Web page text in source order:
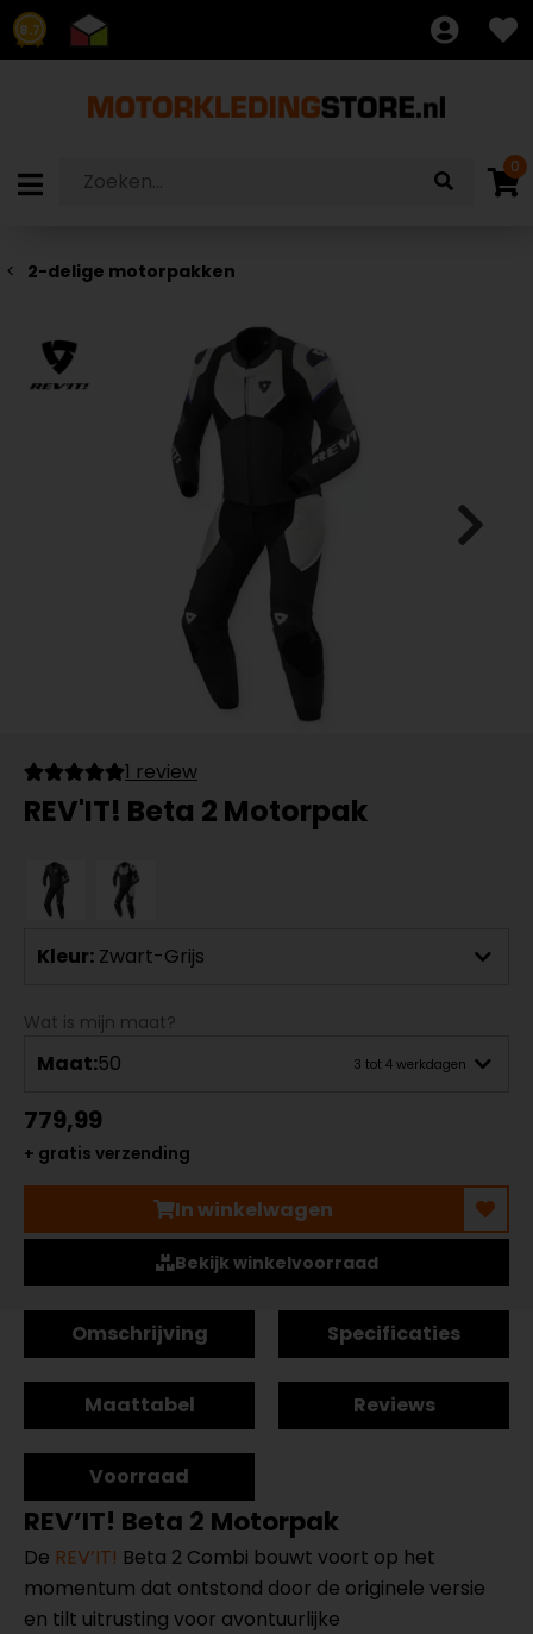
8.7
0
2-delige motorpakken
1 review
REV'IT! Beta 2 Motorpak
Kleur: Zwart-Grijs
Wat is mijn maat?
Maat:50 3 tot 4 werkdagen
779,99
+ gratis verzending
In winkelwagen
Bekijk winkelvoorraad
Omschrijving Specificaties
Maattabel Reviews
Voorraad
REV’IT! Beta 2 Motorpak
De REV’IT! Beta 2 Combi bouwt voort op het
momentum dat ontstond door de originele versie
en tilt uitrusting voor avontuurlijke